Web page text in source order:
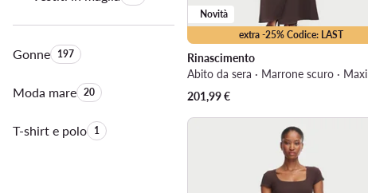
GonneQuantità di prodotti:
197
Moda mareQuantità di prodotti:
20
T-shirt e poloQuantità di prodotti:
1
extra -25% Codice: LAST
Novità
Rinascimento
Abito da sera · Marrone scuro · Maxi
201,99€